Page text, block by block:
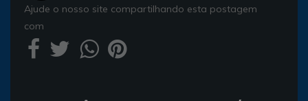
Ajude o nosso site compartilhando esta postagem
com